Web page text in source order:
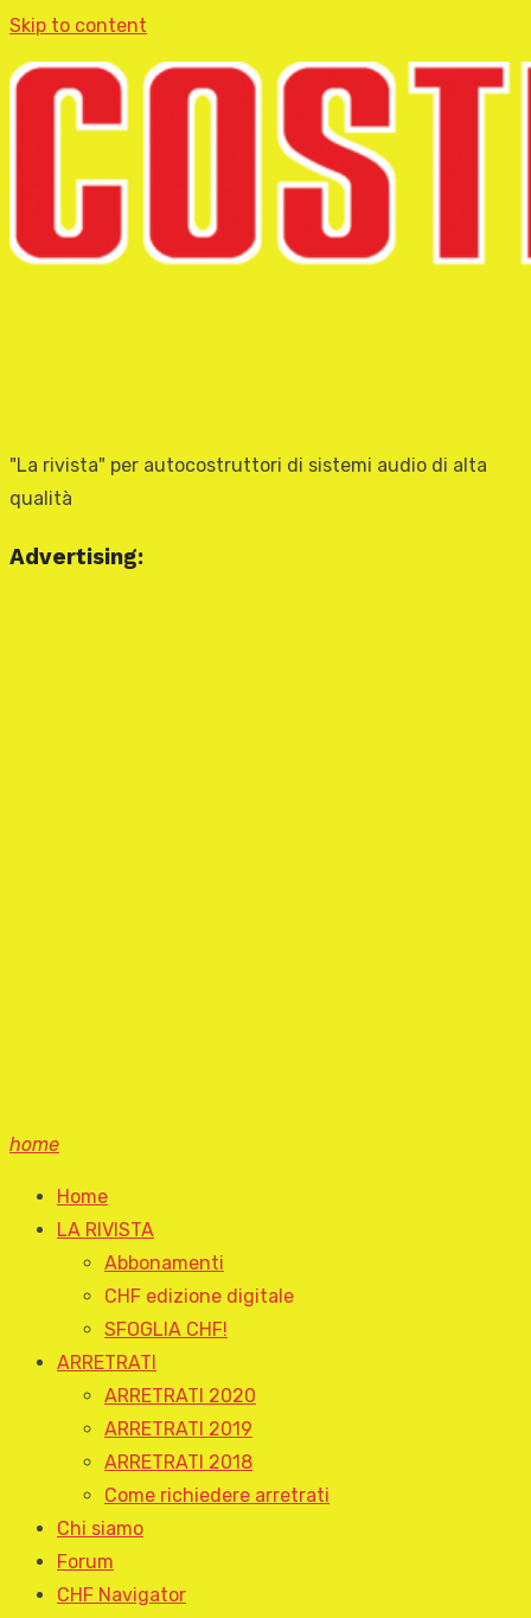
Skip to content
"La rivista" per autocostruttori di sistemi audio di alta
qualità
Advertising:
home
Home
LA RIVISTA
Abbonamenti
CHF edizione digitale
SFOGLIA CHF!
ARRETRATI
ARRETRATI 2020
ARRETRATI 2019
ARRETRATI 2018
Come richiedere arretrati
Chi siamo
Forum
CHF Navigator